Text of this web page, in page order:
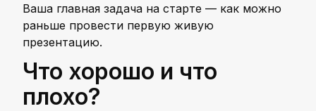
Ваша главная задача на старте — как можно
раньше провести первую живую
презентацию.
Что хорошо и что
плохо?